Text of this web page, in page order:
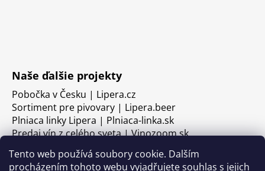
Tento web používá soubory cookie. Dalším
procházením tohoto webu vyjadřujete souhlas s jejich
Naše ďalšie projekty
Pobočka v Česku | Lipera.cz
Sortiment pre pivovary | Lipera.beer
Plniaca linky Lipera | Plniaca-linka.sk
Predaj vín z celého sveta | Vinozoom.sk